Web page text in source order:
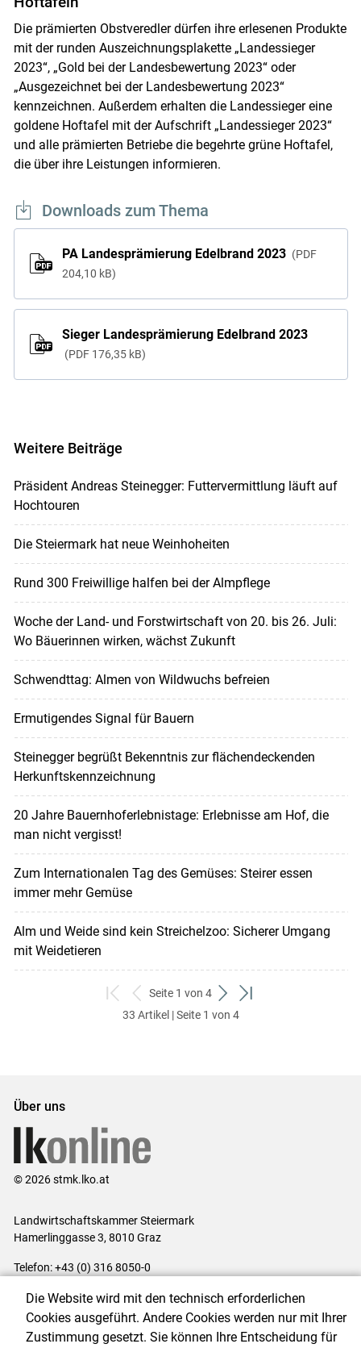
Die prämierten Obstveredler dürfen ihre erlesenen Produkte
mit der runden Auszeichnungsplakette „Landessieger
2023“, „Gold bei der Landesbewertung 2023“ oder
„Ausgezeichnet bei der Landesbewertung 2023“
kennzeichnen. Außerdem erhalten die Landessieger eine
goldene Hoftafel mit der Aufschrift „Landessieger 2023“
und alle prämierten Betriebe die begehrte grüne Hoftafel,
die über ihre Leistungen informieren.
Downloads zum Thema
PA Landesprämierung Edelbrand 2023
PDF
204,10 kB
Sieger Landesprämierung Edelbrand 2023
PDF 176,35 kB
Weitere Beiträge
Präsident Andreas Steinegger: Futtervermittlung läuft auf
Hochtouren
Die Steiermark hat neue Weinhoheiten
Rund 300 Freiwillige halfen bei der Almpflege
Woche der Land- und Forstwirtschaft von 20. bis 26. Juli:
Wo Bäuerinnen wirken, wächst Zukunft
Schwendttag: Almen von Wildwuchs befreien
Ermutigendes Signal für Bauern
Steinegger begrüßt Bekenntnis zur flächendeckenden
Herkunftskennzeichnung
20 Jahre Bauernhoferlebnistage: Erlebnisse am Hof, die
man nicht vergisst!
Zum Internationalen Tag des Gemüses: Steirer essen
immer mehr Gemüse
Alm und Weide sind kein Streichelzoo: Sicherer Umgang
mit Weidetieren
zum
ersten
zurück
zum
Seite 1 von 4
weiter
zum
zum
33 Artikel | Seite 1 von 4
Über uns
© 2026 stmk.lko.at
Landwirtschaftskammer Steiermark
Hamerlinggasse 3, 8010 Graz
Telefon: +43 (0) 316 8050-0
Impressum|Kontakt|Datenschutzerklärung|Barrierefreiheit|
Cookie-Einstellungen
Die Website wird mit den technisch erforderlichen
Cookies ausgeführt. Andere Cookies werden nur mit Ihrer
Zustimmung gesetzt. Sie können Ihre Entscheidung für